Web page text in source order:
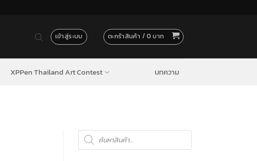
เข้าสู่ระบบ ตะกร้าสินค้า /0
XPPen Thailand Art Contest บทความ
Products
search